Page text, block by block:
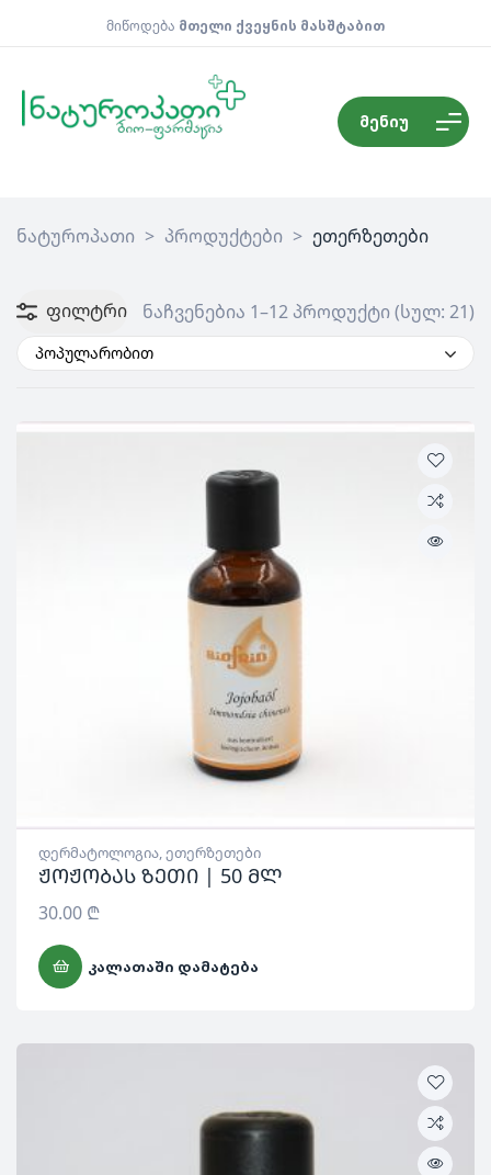
მიწოდება მთელი ქვეყნის მასშტაბით
მენიუ
ნატუროპათი > პროდუქტები > ეთერზეთები
ფილტრი ნაჩვენებია 1–12 პროდუქტი (სულ: 21)
პოპულარობით
დერმატოლოგია,ეთერზეთები
ჟოჟობას ზეთი | 50 მლ
30.00 ₾
ᲙᲐᲚᲐᲗᲐᲨᲘ ᲓᲐᲛᲐᲢᲔᲑᲐ